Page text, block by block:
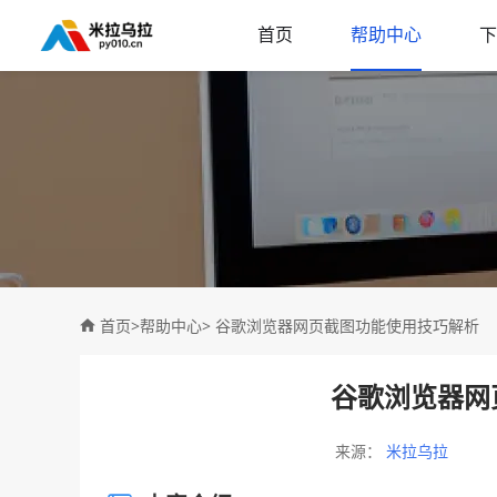
首页 帮助中心
首页>帮助中心> 谷歌浏览器网页截图功能使用技巧解析
谷歌浏览器
来源： 米拉乌拉